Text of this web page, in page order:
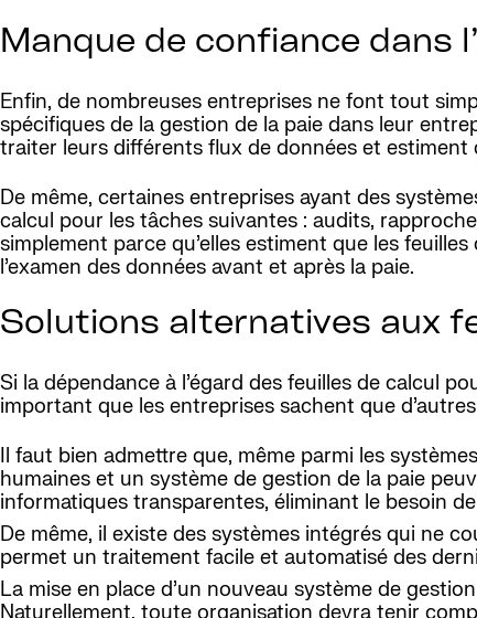
Manque de confiance dans
Enfin, de nombreuses entreprises ne font tout
spécifiques de la gestion de la paie dans leur
traiter leurs différents flux de données et estiment
De même, certaines entreprises ayant des
calcul pour les tâches suivantes : audits,
simplement parce qu’elles estiment que les
l’examen des données avant et après la paie.
Solutions alternatives aux
Si la dépendance à l’égard des feuilles de calcul
important que les entreprises sachent que
Il faut bien admettre que, même parmi les
humaines et un système de gestion de la paie
informatiques transparentes, éliminant le besoin
De même, il existe des systèmes intégrés qui ne
permet un traitement facile et automatisé des
La mise en place d’un nouveau système de
Naturellement, toute organisation devra tenir